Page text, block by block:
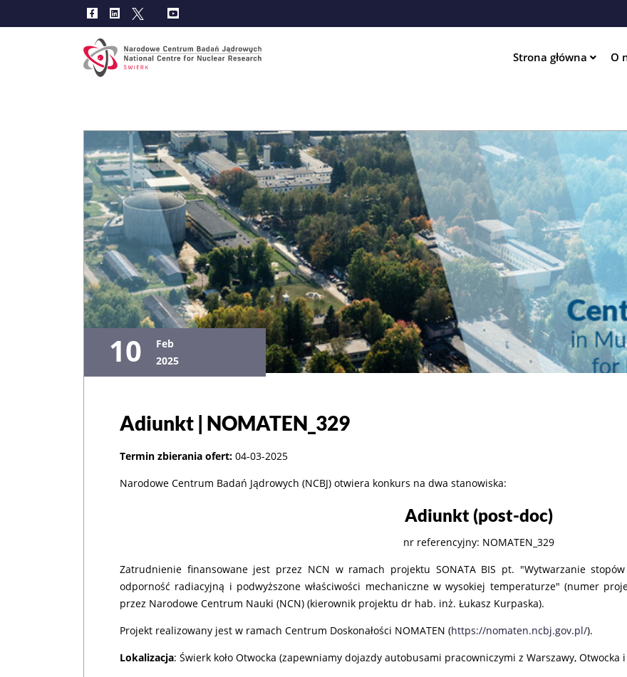
Strona główna O
10
Feb
2025
Adiunkt | NOMATEN_329
Termin zbierania ofert: 04-03-2025
Narodowe Centrum Badań Jądrowych (NCBJ) otwiera konkurs na dwa stanowiska:
Adiunkt (post-doc)
nr referencyjny: NOMATEN_329
Zatrudnienie finansowane jest przez NCN w ramach projektu SONATA BIS pt. "Wytwarzanie
odporność radiacyjną i podwyższone właściwości mechaniczne w wysokiej temperaturze" (numer
przez Narodowe Centrum Nauki (NCN) (kierownik projektu dr hab. inż. Łukasz Kurpaska).
Projekt realizowany jest w ramach Centrum Doskonałości NOMATEN (https://nomaten.ncbj.gov.pl/).
Lokalizacja: Świerk koło Otwocka (zapewniamy dojazdy autobusami pracowniczymi z Warszawy, Otwocka